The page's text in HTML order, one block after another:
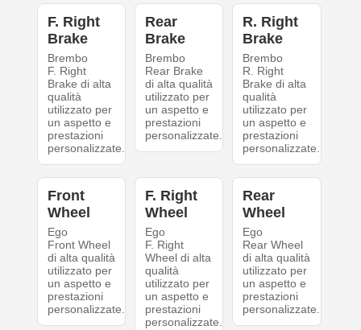
F. Right
Brake
Brembo
F. Right
Brake di alta
qualità
utilizzato per
un aspetto e
prestazioni
personalizzate.
Rear
Brake
Brembo
Rear Brake
di alta qualità
utilizzato per
un aspetto e
prestazioni
personalizzate.
R. Right
Brake
Brembo
R. Right
Brake di alta
qualità
utilizzato per
un aspetto e
prestazioni
personalizzate.
Front
Wheel
Ego
Front Wheel
di alta qualità
utilizzato per
un aspetto e
prestazioni
personalizzate.
F. Right
Wheel
Ego
F. Right
Wheel di alta
qualità
utilizzato per
un aspetto e
prestazioni
personalizzate.
Rear
Wheel
Ego
Rear Wheel
di alta qualità
utilizzato per
un aspetto e
prestazioni
personalizzate.